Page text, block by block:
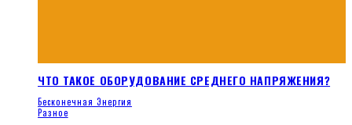
ЧТО ТАКОЕ ОБОРУДОВАНИЕ СРЕДНЕГО НАПРЯЖЕНИЯ?
Бесконечная Энергия
Разное